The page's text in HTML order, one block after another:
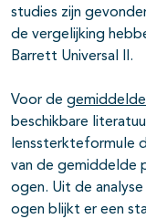
studies zijn
de vergelijking
Barrett Universal II.
Voor de
beschikbare
lenssterkteformule
van de gemiddelde
ogen. Uit de
ogen blijkt er een